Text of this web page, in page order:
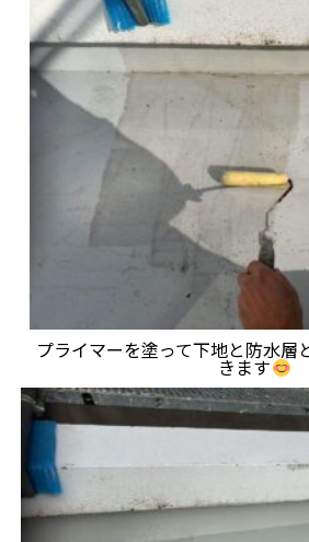
プライマーを塗って下地と防水層
きます